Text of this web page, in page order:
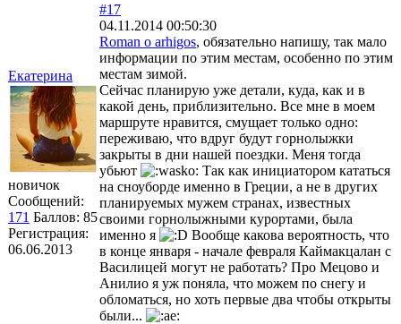
Екатерина
новичок
Сообщений:
171 Баллов: 85
Регистрация:
06.06.2013
#17
04.11.2014 00:50:30
Roman o arhigos, обязательно напишу, так мало
информации по этим местам, особенно по этим
местам зимой.
Сейчас планирую уже детали, куда, как и в
какой день, приблизительно. Все мне в моем
маршруте нравится, смущает только одно:
переживаю, что вдруг будут горнолыжки
закрыты в дни нашей поездки. Меня тогда
убьют
Так как инициатором кататься
на сноуборде именно в Греции, а не в других
планируемых мужем странах, известных
своими горнолыжными курортами, была
именно я
Вообще какова вероятность, что
в конце января - начале февраля Каймакцалан с
Василицей могут не работать? Про Мецово и
Анилио я уж поняла, что можем по снегу и
обломаться, но хоть первые два чтобы открыты
были...